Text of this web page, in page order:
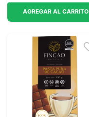
AGREGAR AL CARRITO